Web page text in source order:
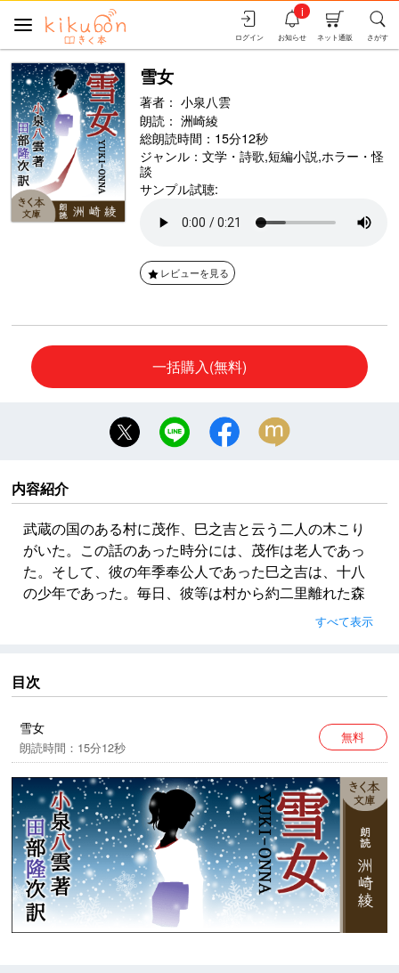
さがす
ネット通販
お知らせ
i
ログイン
雪女
著者： 小泉八雲
朗読： 洲崎綾
総朗読時間：15分12秒
ジャンル： 文学・詩歌,短編小説,ホラー・怪
談
サンプル試聴:
レビューを見る
一括購入(無料)
内容紹介
武蔵の国のある村に茂作、巳之吉と云う二人の木こり
がいた。この話のあった時分には、茂作は老人であっ
た。そして、彼の年季奉公人であった巳之吉は、十八
の少年であった。毎日、彼等は村から約二里離れた森
へ一緒に出かけた。その森へ行く道に、越さねばなら
ない大きな河がある。そして、渡し船がある。渡しの
のあるたびごとに流された。河の溢れる時には、普通
の橋では、その急流を防ぐ事はできない。
本作品は、一部表現を変更してお送りさせていただき
ます。
予めご了承ください。
すべて表示
目次
雪女
朗読時間：15分12秒
無料